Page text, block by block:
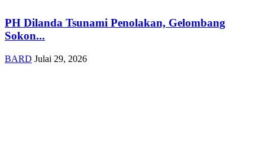
PH Dilanda Tsunami Penolakan, Gelombang
Sokon...
BARD Julai 29, 2026